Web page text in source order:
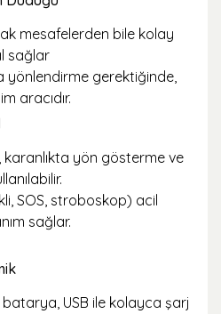
mesafelerden bile kolay
sağlar
yönlendirme gerektiğinde,
aracıdır.
karanlıkta yön gösterme ve
SOS, stroboskop) acil
sağlar.
USB ile kolayca şarj